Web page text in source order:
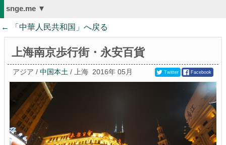
snge.me ▼
← 「 中華人民共和国 」へ戻る
上海南京歩行街・永安百貨
アジア / 中国本土 / 上海 2016年 05月 Twitter Facebook